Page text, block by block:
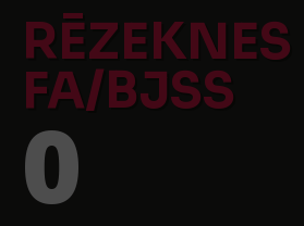
RĒZEKNES
FA/BJSS
0